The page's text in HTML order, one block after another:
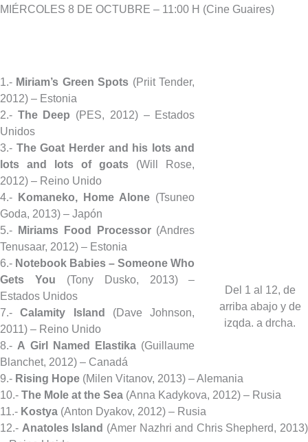
MIÉRCOLES 8 DE OCTUBRE – 11:00 H (Cine Guaires)
Del 1 al 12, de
arriba abajo y de
izqda. a drcha.
1.- Miriam’s Green Spots (Priit Tender,
2012) – Estonia
2.- The Deep (PES, 2012) – Estados
Unidos
3.- The Goat Herder and his lots and
lots and lots of goats (Will Rose,
2012) – Reino Unido
4.- Komaneko, Home Alone (Tsuneo
Goda, 2013) – Japón
5.- Miriams Food Processor(Andres
Tenusaar, 2012) – Estonia
6.- Notebook Babies – Someone Who
Gets You (Tony Dusko, 2013) –
Estados Unidos
7.-Calamity Island (Dave Johnson,
2011) – Reino Unido
8.- A Girl Named Elastika (Guillaume
Blanchet, 2012) – Canadá
9.- Rising Hope (Milen Vitanov, 2013) – Alemania
10.- The Mole at the Sea (Anna Kadykova, 2012) – Rusia
11.- Kostya (Anton Dyakov, 2012) – Rusia
12.- Anatoles Island (Amer Nazhri and Chris Shepherd, 2013)